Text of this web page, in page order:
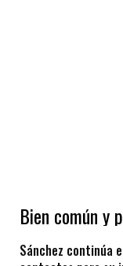
Bien común y
Sánchez continúa